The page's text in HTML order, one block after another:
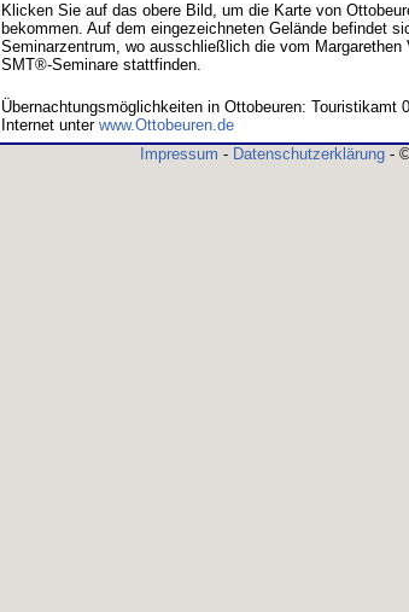
Klicken Sie auf das obere Bild, um die Karte von
bekommen. Auf dem eingezeichneten Gelände befindet
Seminarzentrum, wo ausschließlich die vom Margarethen
SMT®-Seminare stattfinden.
Übernachtungsmöglichkeiten in Ottobeuren: Touristikamt
Internet unter www.Ottobeuren.de
Impressum - Datenschutzerklärung -